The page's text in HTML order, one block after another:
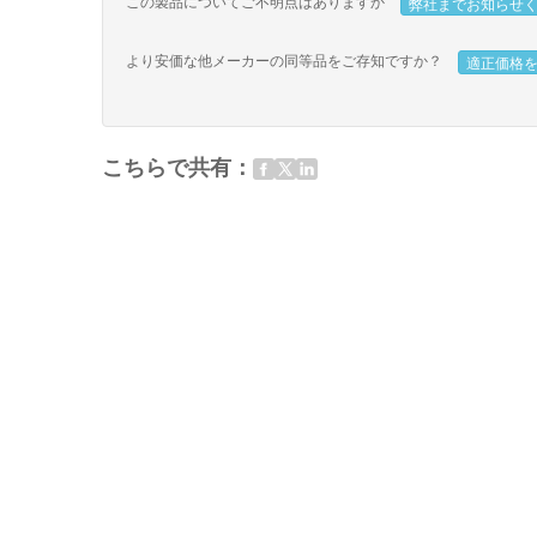
より安価な他メーカーの同等品をご存知ですか？ 適正価格
こちらで共有：